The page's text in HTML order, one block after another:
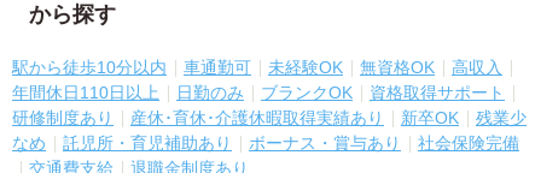
から探す
駅から徒歩10分以内 車通勤可 未経験OK 無資格OK
高収入
年間休日110日以上
日勤のみ ブランクOK
資格取得サポート
研修制度あり
産休･育休･介護休暇取得実績あり 新卒OK
残業少
なめ
託児所・育児補助あり ボーナス・賞与あり
社会保険完備
交通費支給
退職金制度あり